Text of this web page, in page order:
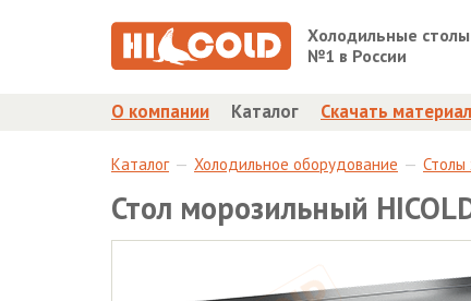
Холодильные столы
№1 в России
О компании Каталог Скачать
Каталог Холодильное оборудование Столы
Стол морозильный